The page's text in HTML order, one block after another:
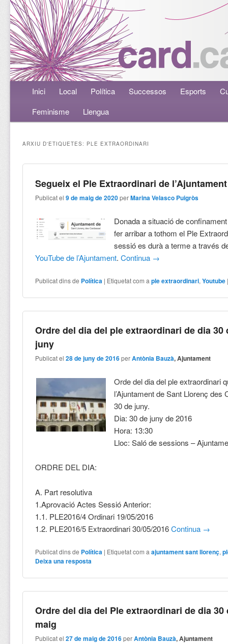
Menú principalAneu al contingut principal
Aneu al contingut secundari
Inici Local Política Successos Esports
Feminisme
Llengua
ARXIU D'ETIQUETES: PLE EXTRAORDINARI
Segueix el Ple Extraordinari de l’Ajuntament
Publicat el9 de maig de 2020 perMarina Velasco Puigròs
Donada a situació de
fer arribar a tothom el Ple
sessió es durà a terme a través
YouTube de l’Ajuntament.Continua →
Publicat dins de Política | Etiquetat com a ple extraordinari,Youtube
Ordre del dia del ple extraordinari de dia 30
juny
Publicat el28 de juny de 2016 perAntònia Bauzà, Ajuntament
Orde del dia del ple extraordinari
l’Ajuntament de Sant Llorenç des
30 de juny.
Dia: 30 de juny de 2016
Hora: 13:30
Lloc: Saló de sessions –
ORDRE DEL DIA:
A. Part resolutiva
1.Aprovació Actes Sessió Anterior:
1.1. PLE2016/4 Ordinari 19/05/2016
1.2. PLE2016/5 Extraordinari 30/05/2016Continua →
Publicat dins de Política | Etiquetat com a ajuntament sant llorenç,
Deixa una resposta
Ordre del dia del Ple extraordinari de dia 30
maig
Publicat el27 de maig de 2016 perAntònia Bauzà, Ajuntament